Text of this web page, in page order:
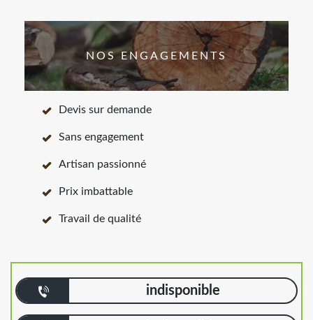
NOS ENGAGEMENTS
Devis sur demande
Sans engagement
Artisan passionné
Prix imbattable
Travail de qualité
indisponible